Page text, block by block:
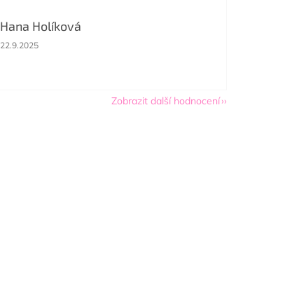
Hana Holíková
Hodnocení obchodu je 5 z 5 hvězdiček.
22.9.2025
Zobrazit další hodnocení